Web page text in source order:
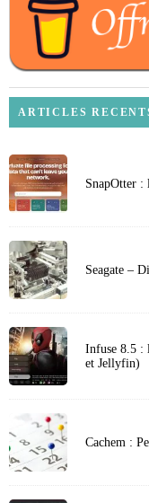
ARTICLES
SnapOtter
Seagate –
Infuse 8.5 :
et Jellyfin)
Cachem :